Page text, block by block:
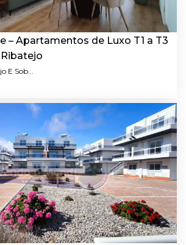
– Apartamentos de Luxo T1 a T3
E Sob...